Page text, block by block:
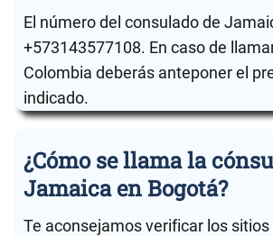
El número del consulado de
+573143577108. En caso de
Colombia deberás anteponer el
indicado.
¿Cómo se llama la
Jamaica en Bogotá?
Te aconsejamos verificar los